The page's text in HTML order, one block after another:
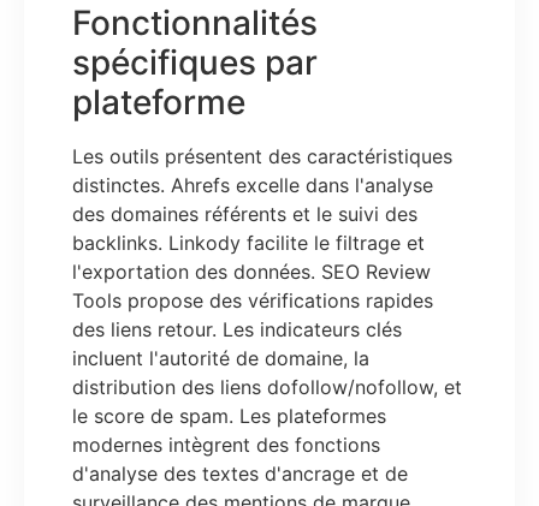
Fonctionnalités
spécifiques par
plateforme
Les outils présentent des caractéristiques
distinctes. Ahrefs excelle dans l'analyse
des domaines référents et le suivi des
backlinks. Linkody facilite le filtrage et
l'exportation des données. SEO Review
Tools propose des vérifications rapides
des liens retour. Les indicateurs clés
incluent l'autorité de domaine, la
distribution des liens dofollow/nofollow, et
le score de spam. Les plateformes
modernes intègrent des fonctions
d'analyse des textes d'ancrage et de